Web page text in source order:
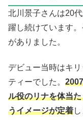
北川景子さんは20
躍し続けています
がありました。
デビュー当時はキ
ティーでした。
ル役のリナを体当
うイメージが定着